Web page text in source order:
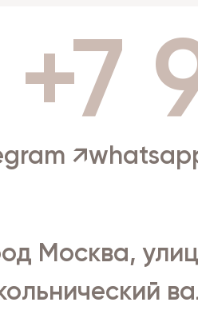
+7
↗
Москва,